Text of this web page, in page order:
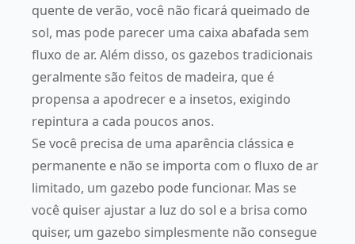
quente de verão, você não ficará queimado de
sol, mas pode parecer uma caixa abafada sem
fluxo de ar. Além disso, os gazebos tradicionais
geralmente são feitos de madeira, que é
propensa a apodrecer e a insetos, exigindo
repintura a cada poucos anos.
Se você precisa de uma aparência clássica e
permanente e não se importa com o fluxo de ar
limitado, um gazebo pode funcionar. Mas se
você quiser ajustar a luz do sol e a brisa como
quiser, um gazebo simplesmente não consegue